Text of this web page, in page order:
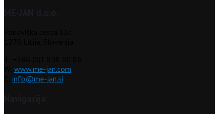
www.me-jan.com
info@me-jan.si